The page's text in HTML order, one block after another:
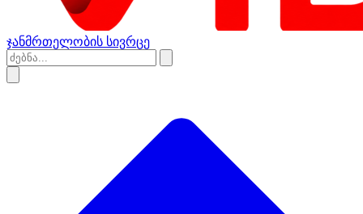
ჯანმრთელობის სივრცე